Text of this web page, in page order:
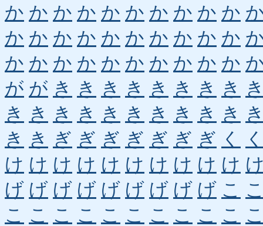
か か か か か か か か か か
か か か か か か か か か か
か か か か か か か か か か
が が き き き き き き き き
き き き き き き き き き き
き き ぎ ぎ ぎ ぎ ぎ ぎ ぎ く
け け け け け け け け け け
げ げ げ げ げ げ げ げ げ こ
こ こ こ こ こ こ こ こ こ こ